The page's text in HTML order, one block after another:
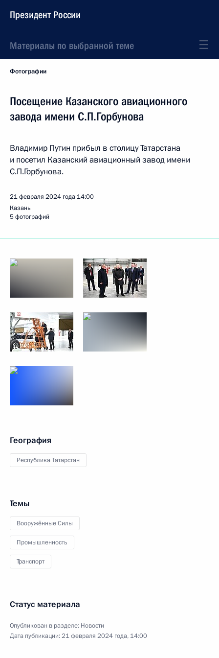
Президент России
Материалы по выбранной теме
Фотографии
Посещение Казанского авиационного
завода имени С.П.Горбунова
Владимир Путин прибыл в столицу Татарстана
и посетил Казанский авиационный завод имени
С.П.Горбунова.
21 февраля 2024 года 14:00
Казань
5 фотографий
География
Республика Татарстан
Темы
Вооружённые Силы
Промышленность
Транспорт
Статус материала
Опубликован в разделе: Новости
Дата публикации:21 февраля 2024 года, 14:00